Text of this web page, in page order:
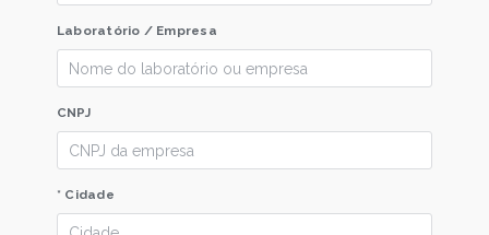
Laboratório / Empresa
CNPJ
* Cidade